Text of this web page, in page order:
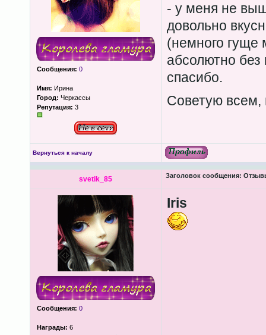
Сообщения: 0
Имя: Ирина
Город: Черкассы
Репутация: 3
- у меня не
довольно
(немного гуще
абсолютно без
спасибо.
Советую всем,
Вернуться к началу
svetik_85 Заголовок сообщения:
Сообщения: 0
Награды: 6
Iris